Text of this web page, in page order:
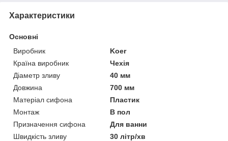
Характеристики
Основні
Виробник
Koer
Країна виробник
Чехія
Діаметр зливу
40 мм
Довжина
700 мм
Матеріал сифона
Пластик
Монтаж
В пол
Призначення сифона
Для ванни
Швидкість зливу
30 літр/хв